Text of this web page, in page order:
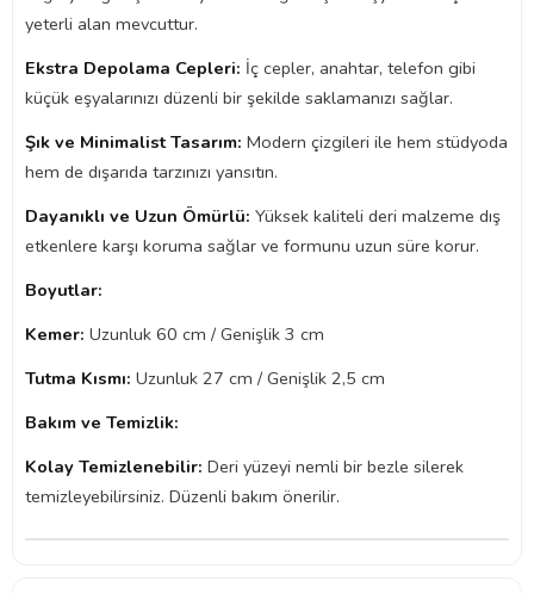
yeterli alan mevcuttur.
Ekstra Depolama Cepleri: İç cepler, anahtar, telefon gibi
küçük eşyalarınızı düzenli bir şekilde saklamanızı sağlar.
Şık ve Minimalist Tasarım: Modern çizgileri ile hem stüdyoda
hem de dışarıda tarzınızı yansıtın.
Dayanıklı ve Uzun Ömürlü: Yüksek kaliteli deri malzeme dış
etkenlere karşı koruma sağlar ve formunu uzun süre korur.
Boyutlar:
Kemer: Uzunluk 60 cm / Genişlik 3 cm
Tutma Kısmı: Uzunluk 27 cm / Genişlik 2,5 cm
Bakım ve Temizlik:
Kolay Temizlenebilir: Deri yüzeyi nemli bir bezle silerek
temizleyebilirsiniz. Düzenli bakım önerilir.